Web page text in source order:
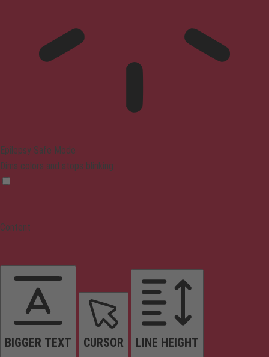
Epilepsy Safe Mode
Dims colors and stops blinking
Content
BIGGER TEXT CURSOR LINE HEIGHT